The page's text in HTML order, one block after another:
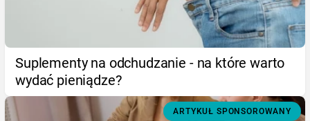
Suplementy na odchudzanie - na które warto
wydać pieniądze?
ARTYKUŁ SPONSOROWANY